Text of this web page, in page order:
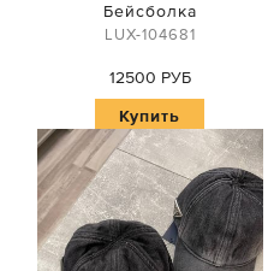
Бейсболка
LUX-104681
12500 РУБ
Купить